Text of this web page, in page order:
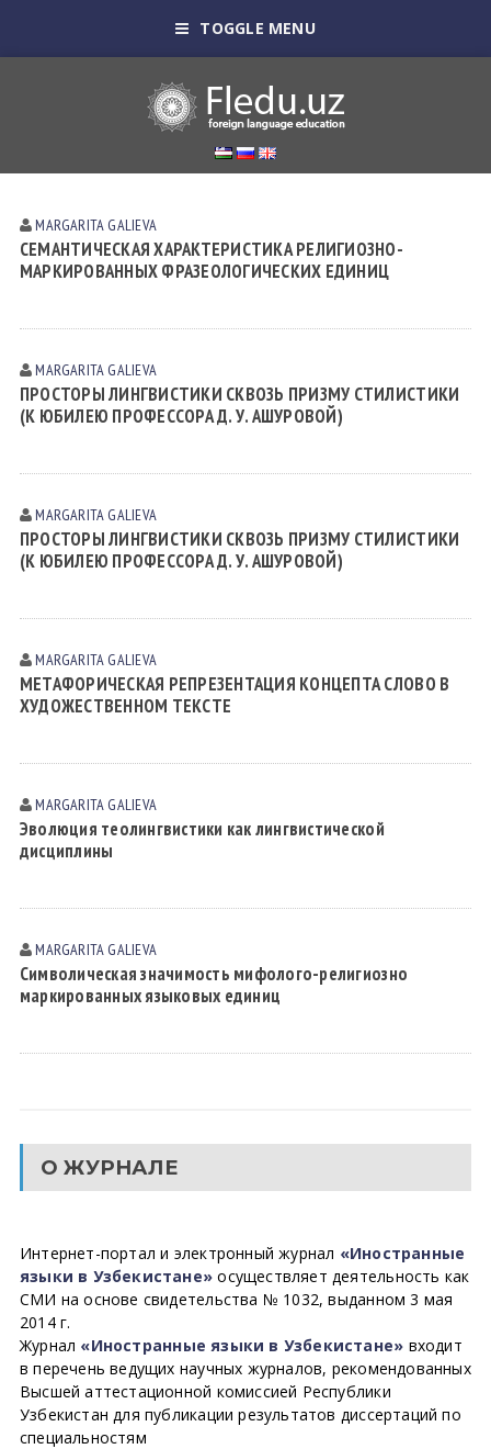
TOGGLE MENU
MARGARITA GАLIEVА
СЕМАНТИЧЕСКАЯ ХАРАКТЕРИСТИКА РЕЛИГИОЗНО-
МАРКИРОВАННЫХ ФРАЗЕОЛОГИЧЕСКИХ ЕДИНИЦ
MARGARITA GАLIEVА
ПРОСТОРЫ ЛИНГВИСТИКИ СКВОЗЬ ПРИЗМУ СТИЛИСТИКИ
(К ЮБИЛЕЮ ПРОФЕССОРА Д. У. АШУРОВОЙ)
MARGARITA GАLIEVА
ПРОСТОРЫ ЛИНГВИСТИКИ СКВОЗЬ ПРИЗМУ СТИЛИСТИКИ
(К ЮБИЛЕЮ ПРОФЕССОРА Д. У. АШУРОВОЙ)
MARGARITA GАLIEVА
МЕТАФОРИЧЕСКАЯ РЕПРЕЗЕНТАЦИЯ КОНЦЕПТА СЛОВО В
ХУДОЖЕСТВЕННОМ ТЕКСТЕ
MARGARITA GАLIEVА
Эволюция теолингвистики как лингвистической
дисциплины
MARGARITA GАLIEVА
Символическая значимость мифолого-религиозно
маркированных языковых единиц
О ЖУРНАЛЕ
Интернет-портал и электронный журнал «Иностранные
языки в Узбекистане» осуществляет деятельность как
СМИ на основе свидетельства № 1032, выданном 3 мая
2014 г.
Журнал «Иностранные языки в Узбекистане» входит
в перечень ведущих научных журналов, рекомендованных
Высшей аттестационной комиссией Республики
Узбекистан для публикации результатов диссертаций по
специальностям